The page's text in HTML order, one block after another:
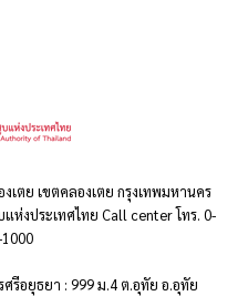
เตย เขตคลองเตย กรุงเทพมหานคร
ห่งประเทศไทย Call center โทร. 0-
รีอยุธยา : 999 ม.4 ต.อุทัย อ.อุทัย